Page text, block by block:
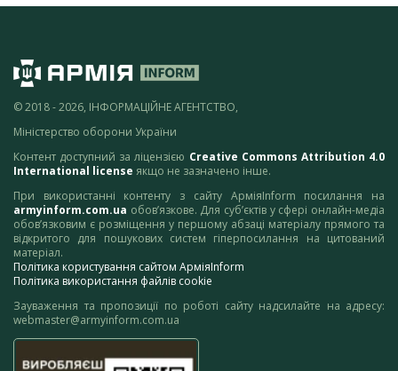
© 2018 - 2026, ІНФОРМАЦІЙНЕ АГЕНТСТВО,
Міністерство оборони України
Контент доступний за ліцензією Creative Commons Attribution 4.0
International license якщо не зазначено інше.
При використанні контенту з сайту АрміяInform посилання на
armyinform.com.ua обов’язкове. Для суб’єктів у сфері онлайн-медіа
обов’язковим є розміщення у першому абзаці матеріалу прямого та
відкритого для пошукових систем гіперпосилання на цитований
матеріал.
Політика користування сайтом АрміяInform
Політика використання файлів cookie
Зауваження та пропозиції по роботі сайту надсилайте на адресу:
webmaster@armyinform.com.ua